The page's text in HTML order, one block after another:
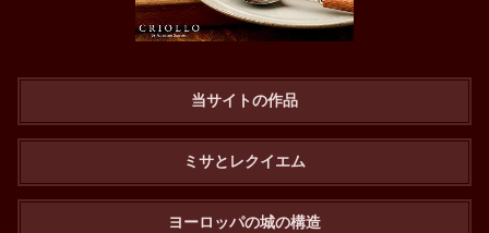
当サイトの作品
ミサとレクイエム
ヨーロッパの城の構造